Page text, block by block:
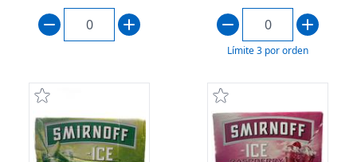
Límite 3 por orden